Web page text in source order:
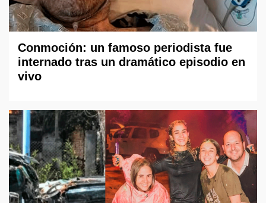
Conmoción: un famoso periodista fue
internado tras un dramático episodio en
vivo